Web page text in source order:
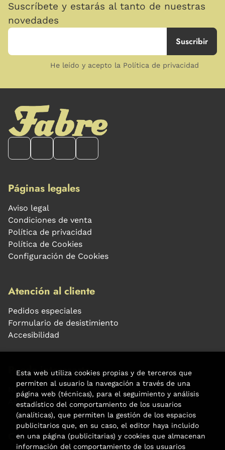
Suscríbete y estarás al tanto de nuestras
novedades
He leído y acepto la Política de privacidad
Páginas legales
Aviso legal
Condiciones de venta
Política de privacidad
Política de Cookies
Configuración de Cookies
Atención al cliente
Pedidos especiales
Formulario de desistimiento
Accesibilidad
Puede interesarte
Noticias
Agenda
Contacto
Esta web utiliza cookies propias y de terceros que
permiten al usuario la navegación a través de una
página web (técnicas), para el seguimiento y análisis
estadístico del comportamiento de los usuarios
(analíticas), que permiten la gestión de los espacios
publicitarios que, en su caso, el editor haya incluido
en una página (publicitarias) y cookies que almacenan
información del comportamiento de los usuarios